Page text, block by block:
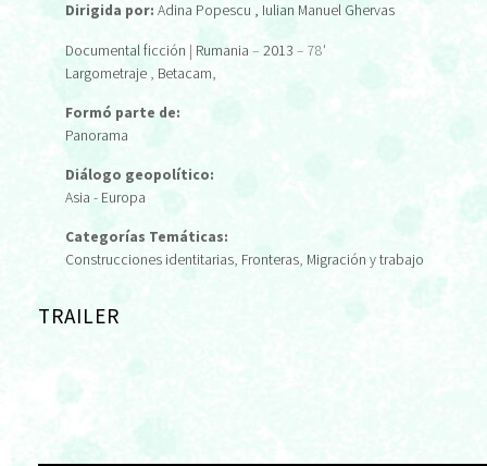
Dirigida por: Adina Popescu , Iulian Manuel Ghervas
Documental ficción | Rumania – 2013 – 78'
Largometraje , Betacam,
Formó parte de:
Panorama
Diálogo geopolítico:
Asia - Europa
Categorías Temáticas:
Construcciones identitarias, Fronteras, Migración y trabajo
TRAILER